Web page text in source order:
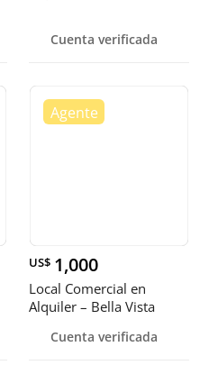
Cuenta verificada
US$ 1,000
Local Comercial en
Alquiler – Bella Vista
Cuenta verificada